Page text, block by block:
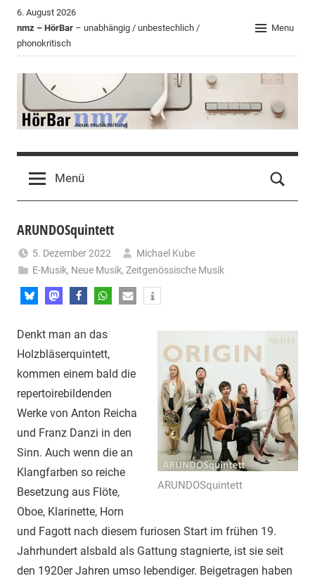
Zum
Inhalt
springen
6. August 2026
nmz – HörBar – unabhängig / unbestechlich /
phonokritisch
Menu
HörBar
der
nmz
Menü
ARUNDOSquintett
5. Dezember 2022
Michael Kube
E-Musik, Neue Musik,Zeitgenössische Musik
ARUNDOSquintett
Denkt man an das
Holzbläserquintett,
kommen einem bald die
repertoirebildenden
Werke von Anton Reicha
und Franz Danzi in den
Sinn. Auch wenn die an
Klangfarben so reiche
Besetzung aus Flöte,
Oboe, Klarinette, Horn
und Fagott nach diesem furiosen Start im frühen 19.
Jahrhundert alsbald als Gattung stagnierte, ist sie seit
den 1920er Jahren umso lebendiger. Beigetragen haben